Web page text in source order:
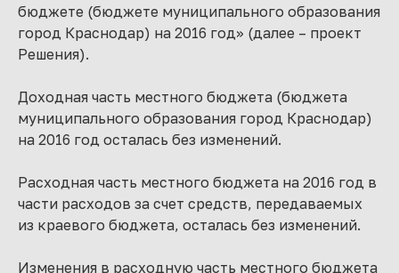
бюджете (бюджете муниципального образования
город Краснодар) на 2016 год» (далее – проект
Решения).
Доходная часть местного бюджета (бюджета
муниципального образования город Краснодар)
на 2016 год осталась без изменений.
Расходная часть местного бюджета на 2016 год в
части расходов за счет средств, передаваемых
из краевого бюджета, осталась без изменений.
Изменения в расходную часть местного бюджета